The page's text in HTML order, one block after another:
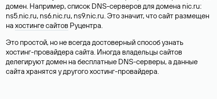
домен. Например, список DNS-серверов для домена nic.ru:
ns5.nic.ru, ns6.nic.ru, ns9.nic.ru. Это значит, что сайт размещен
на хостинге сайтов Руцентра.
Это простой, но не всегда достоверный способ узнать
хостинг-провайдера сайта. Иногда владельцы сайтов
делегируют домен на бесплатные DNS-серверы, а данные
сайта хранятся у другого хостинг-провайдера.